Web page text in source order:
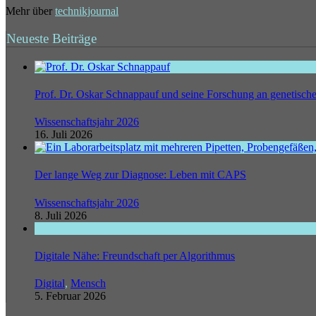
Mehr über technikjournal
Neueste Beiträge
Prof. Dr. Oskar Schnappauf und seine Forschung an
Wissenschaftsjahr 2026
16. Juli 2026
Der lange Weg zur Diagnose: Leben mit CAPS
Wissenschaftsjahr 2026
8. Juli 2026
Digitale Nähe: Freundschaft per Algorithmus
Digital, Mensch
5. Februar 2026